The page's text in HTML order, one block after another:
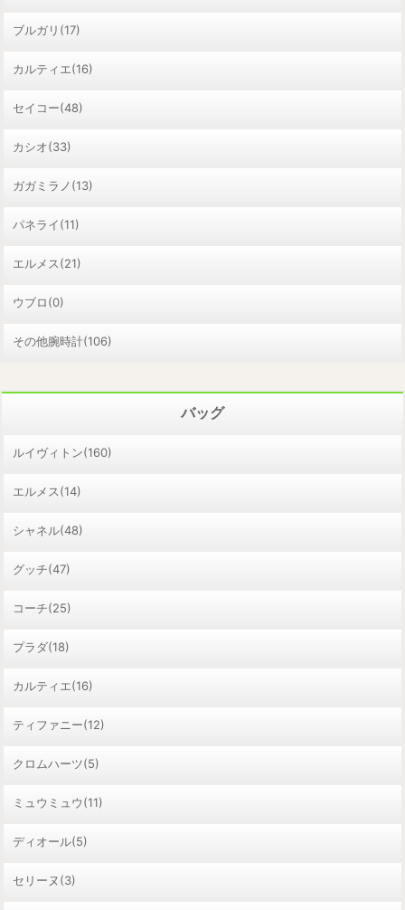
ブルガリ(17)
カルティエ(16)
セイコー(48)
カシオ(33)
ガガミラノ(13)
パネライ(11)
エルメス(21)
ウブロ(0)
その他腕時計(106)
バッグ
ルイヴィトン(160)
エルメス(14)
シャネル(48)
グッチ(47)
コーチ(25)
プラダ(18)
カルティエ(16)
ティファニー(12)
クロムハーツ(5)
ミュウミュウ(11)
ディオール(5)
セリーヌ(3)